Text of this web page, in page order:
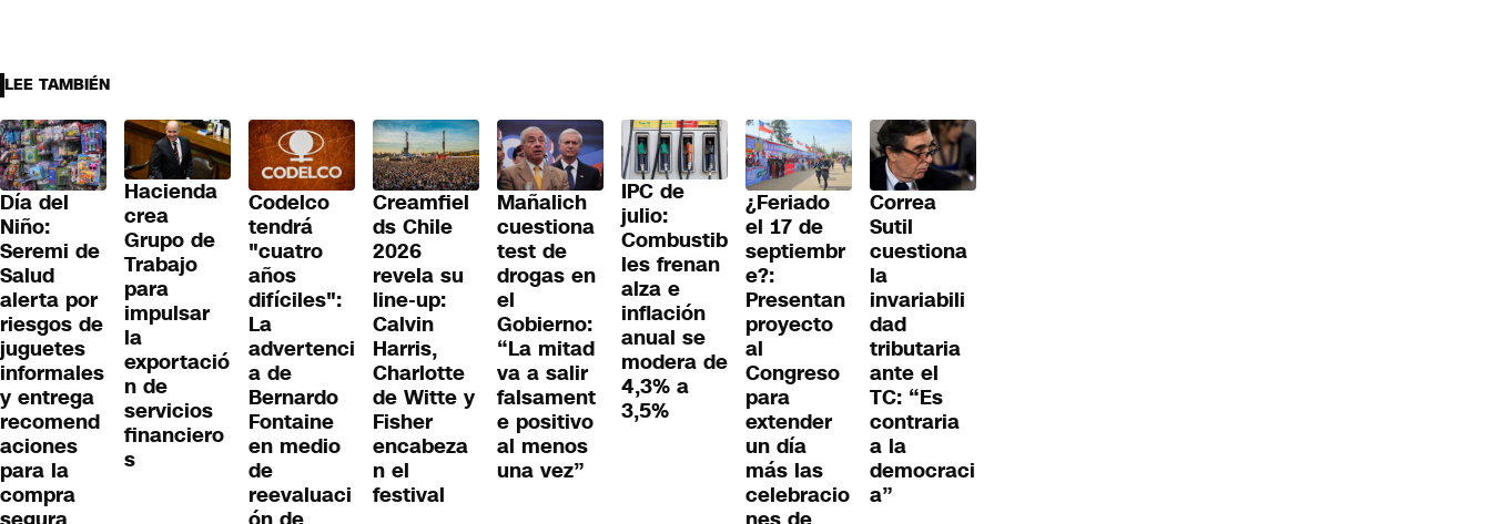
LEE TAMBIÉN
Día del
Niño:
Seremi de
Salud
alerta por
riesgos de
juguetes
informales
y entrega
recomend
aciones
para la
compra
Hacienda
crea
Grupo de
Trabajo
para
impulsar
la
exportació
n de
servicios
financiero
s
Codelco
tendrá
"cuatro
años
difíciles":
La
advertenci
a de
Bernardo
Fontaine
en medio
de
reevaluaci
Creamfiel
ds Chile
2026
revela su
line-up:
Calvin
Harris,
Charlotte
de Witte y
Fisher
encabeza
n el
festival
Mañalich
cuestiona
test de
drogas en
el
Gobierno:
“La mitad
va a salir
falsament
e positivo
al menos
una vez”
IPC de
julio:
Combustib
les frenan
alza e
inflación
anual se
modera de
4,3% a
3,5%
¿Feriado
el 17 de
septiembr
e?:
Presentan
proyecto
al
Congreso
para
extender
un día
más las
celebracio
Correa
Sutil
cuestiona
la
invariabili
dad
tributaria
ante el
TC: “Es
contraria
a la
democraci
a”